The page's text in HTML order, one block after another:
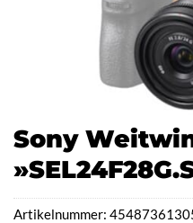
Sony
Artikelnummer: